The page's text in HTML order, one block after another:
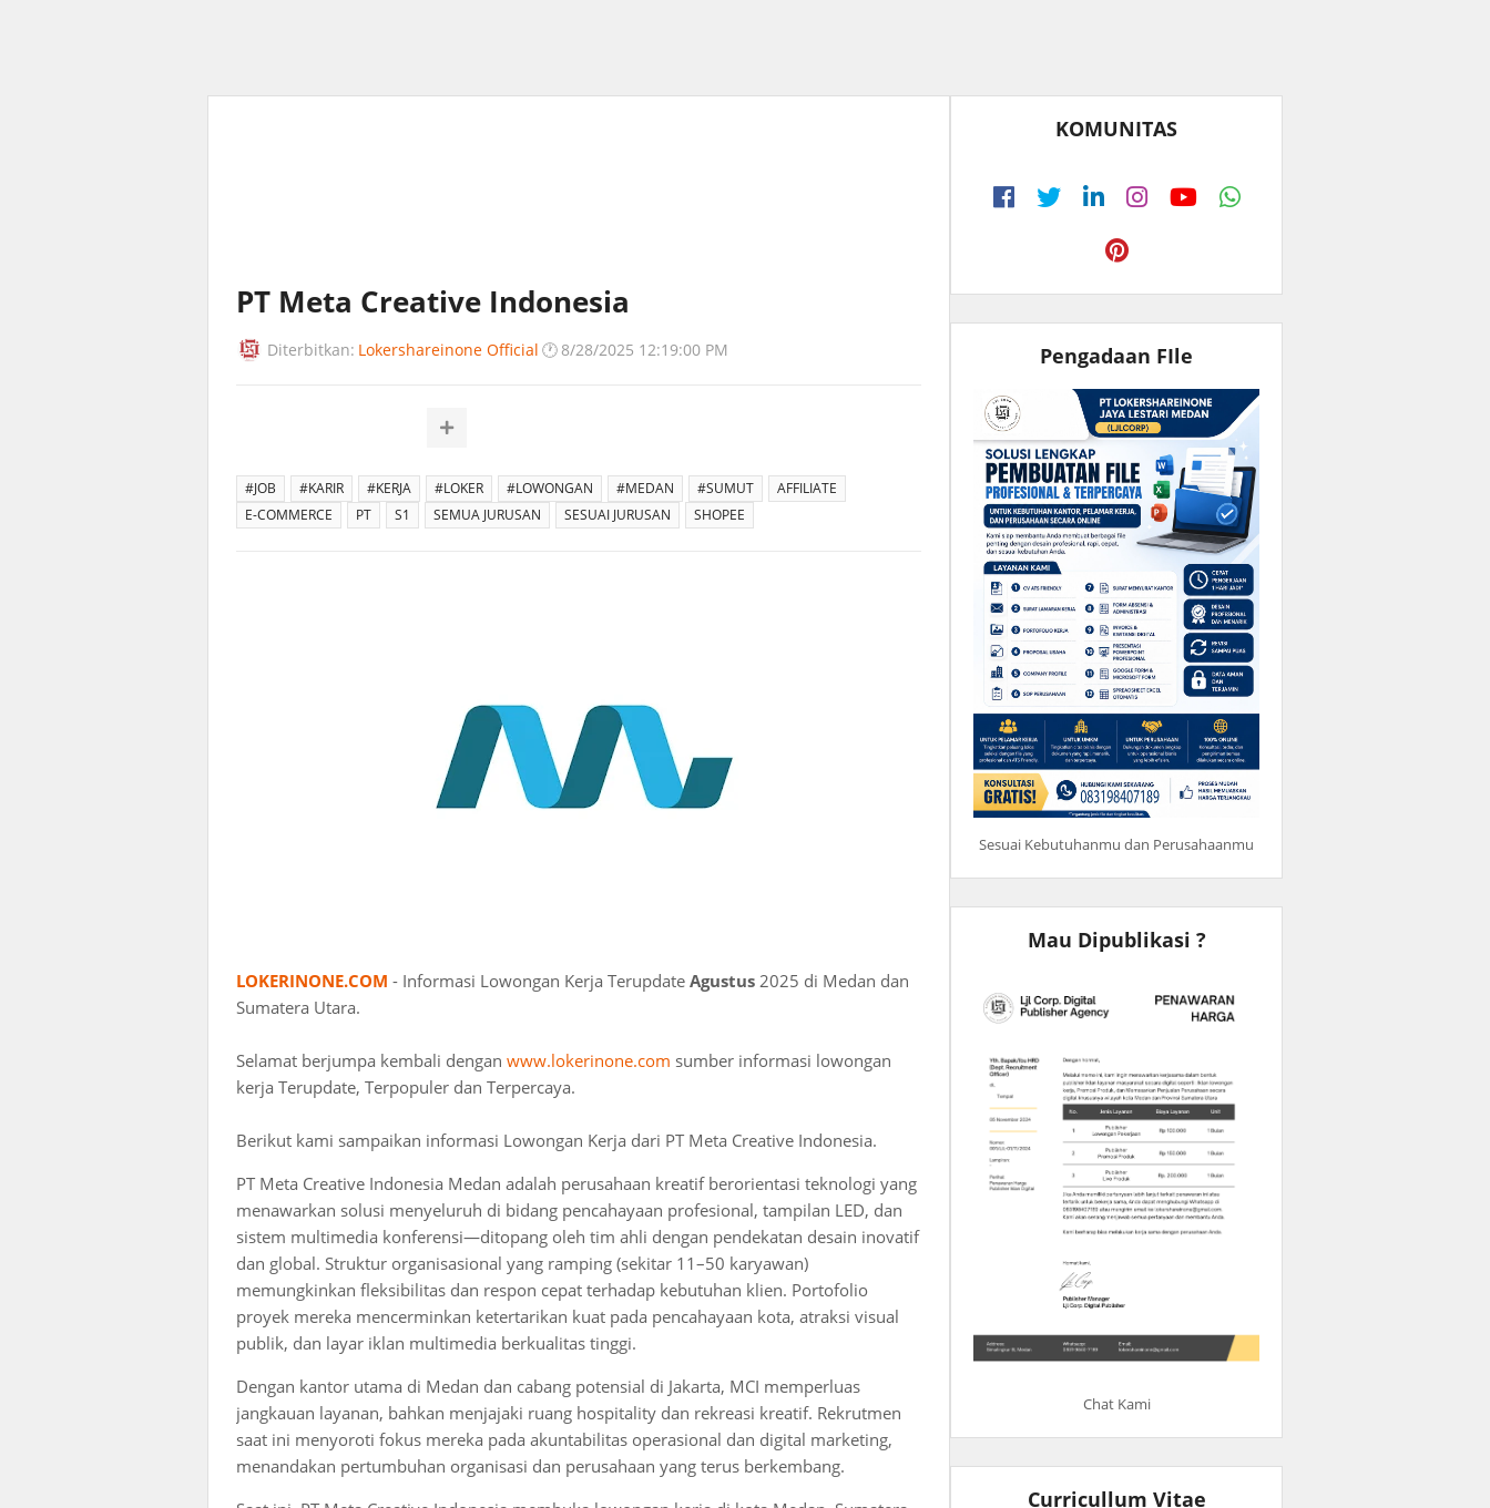
PT Meta Creative Indonesia
Diterbitkan: Lokershareinone Official 🕐 8/28/2025 12:19:00 PM
#JOB #KARIR #KERJA #LOKER #LOWONGAN #MEDAN #SUMUT
AFFILIATE
E-COMMERCE
PT S1 SEMUA JURUSAN SESUAI JURUSAN SHOPEE
LOKERINONE.COM - Informasi Lowongan Kerja Terupdate Agustus 2025 di Medan dan
Sumatera Utara.
Selamat berjumpa kembali dengan www.lokerinone.com sumber informasi lowongan
kerja Terupdate, Terpopuler dan Terpercaya.
Berikut kami sampaikan informasi Lowongan Kerja dari PT Meta Creative Indonesia.
PT Meta Creative Indonesia Medan adalah perusahaan kreatif berorientasi teknologi yang
menawarkan solusi menyeluruh di bidang pencahayaan profesional, tampilan LED, dan
sistem multimedia konferensi—ditopang oleh tim ahli dengan pendekatan desain inovatif
dan global. Struktur organisasional yang ramping (sekitar 11–50 karyawan)
memungkinkan fleksibilitas dan respon cepat terhadap kebutuhan klien. Portofolio
proyek mereka mencerminkan ketertarikan kuat pada pencahayaan kota, atraksi visual
publik, dan layar iklan multimedia berkualitas tinggi.
Dengan kantor utama di Medan dan cabang potensial di Jakarta, MCI memperluas
jangkauan layanan, bahkan menjajaki ruang hospitality dan rekreasi kreatif. Rekrutmen
saat ini menyoroti fokus mereka pada akuntabilitas operasional dan digital marketing,
menandakan pertumbuhan organisasi dan perusahaan yang terus berkembang.
KOMUNITAS
Pengadaan FIle
Sesuai Kebutuhanmu dan Perusahaanmu
Mau Dipublikasi ?
Chat Kami
Curricullum Vitae